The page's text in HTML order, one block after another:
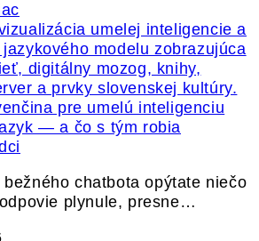
pre umelú inteligenciu
— a čo s tým robia
chatbota opýtate niečo
plynule, presne…